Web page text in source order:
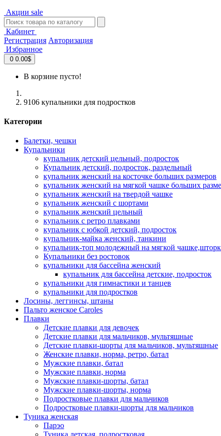
Акции sale
Кабинет
Регистрация Авторизация
Избранное
0 0.00$
В корзине пусто!
9106 купальники для подростков
Категории
Балетки, чешки
Купальники
купальник детский цельный, подросток
Купальник детский, подросток, раздельный
купальник женский на косточке больших размеров
купальник женский на мягкой чашке больших
купальник женский на твердой чашке
купальник женский с шортами
купальник женский цельный
купальник с ретро плавками
купальник с юбкой детский, подросток
купальник-майка женский, танкини
купальник-топ молодежный на мягкой
Купальники без ростовок
купальники для бассейна женский
купальник для бассейна детские, подросток
купальники для гимнастики и танцев
купальники для подростков
Лосины, леггинсы, штаны
Пальто женское Caroles
Плавки
Детские плавки для девочек
Детские плавки для мальчиков, мультяшные
Детские плавки-шорты для мальчиков, мультяшные
Женские плавки, норма, ретро, батал
Мужские плавки, батал
Мужские плавки, норма
Мужские плавки-шорты, батал
Мужские плавки-шорты, норма
Подростковые плавки для мальчиков
Подростковые плавки-шорты для мальчиков
Туникa женская
Парэо